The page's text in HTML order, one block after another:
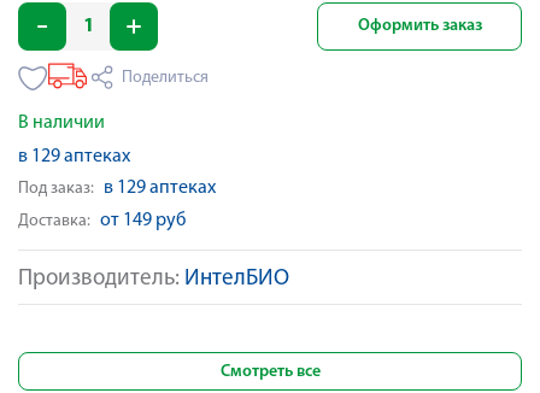
Производитель: ИнтелБИО
Оформить заказ
Поделиться
В наличии
в 129 аптеках
Под заказ: в 129 аптеках
Доставка: от 149 руб
Смотреть все